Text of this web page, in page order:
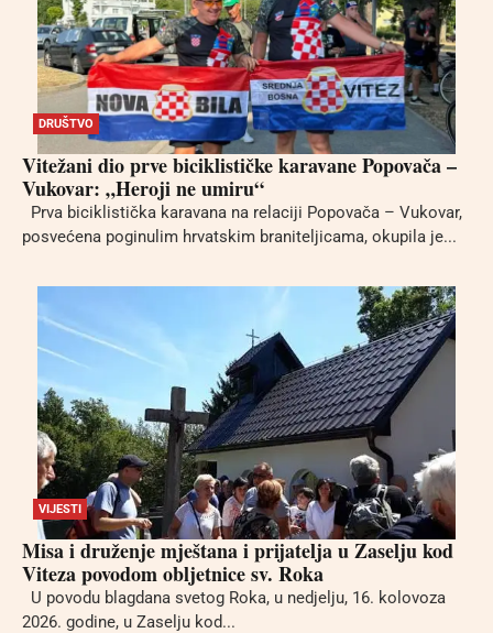
DRUŠTVO
Vitežani dio prve biciklističke karavane Popovača –
Vukovar: „Heroji ne umiru“
Prva biciklistička karavana na relaciji Popovača – Vukovar,
posvećena poginulim hrvatskim braniteljicama, okupila je...
VIJESTI
Misa i druženje mještana i prijatelja u Zaselju kod
Viteza povodom obljetnice sv. Roka
U povodu blagdana svetog Roka, u nedjelju, 16. kolovoza
2026. godine, u Zaselju kod...